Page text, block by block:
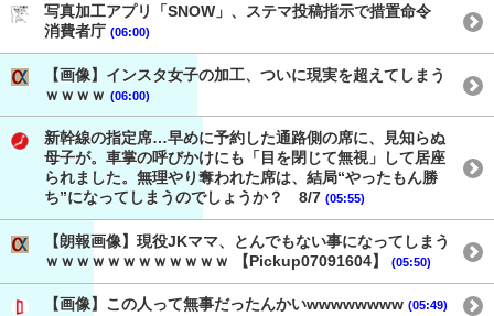
写真加工アプリ「SNOW」、ステマ投稿指示で措置命令
消費者庁 (06:00)
【画像】インスタ女子の加工、ついに現実を超えてしまう
ｗｗｗｗ (06:00)
新幹線の指定席…早めに予約した通路側の席に、見知らぬ
母子が。車掌の呼びかけにも「目を閉じて無視」して居座
られました。無理やり奪われた席は、結局“やったもん勝
ち”になってしまうのでしょうか？ 8/7 (05:55)
【朗報画像】現役JKママ、とんでもない事になってしまう
ｗｗｗｗｗｗｗｗｗｗｗｗ 【Pickup07091604】
(05:50)
【画像】この人って無事だったんかいwwwwwwww (05:49)